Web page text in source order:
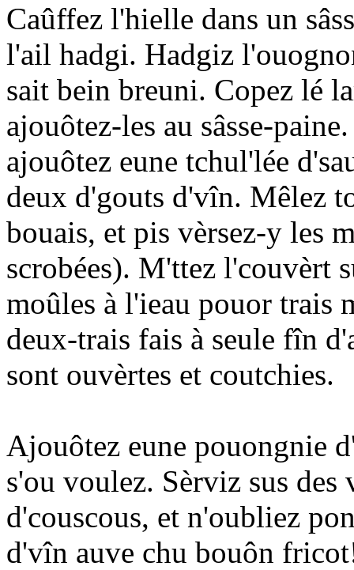
Caûffez l'hielle dans un
l'ail hadgi. Hadgiz
sait bein breuni. Copez lé
ajouôtez-les au sâsse-
ajouôtez eune tchul'lée
deux d'gouts d'vîn. Mêlez
bouais, et pis vèrsez-y les
scrobées). M'ttez l'couvèrt
moûles à l'ieau pouor trais
deux-trais fais à seule fîn
sont ouvèrtes et coutchies.
Ajouôtez eune pouongnie
s'ou voulez. Sèrviz sus
d'couscous, et n'oubliez
d'vîn auve chu bouôn